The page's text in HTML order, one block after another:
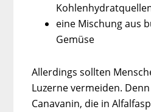
eine Mischung aus
Gemüse
Allerdings sollten
Luzerne vermeiden.
Canavanin, die in